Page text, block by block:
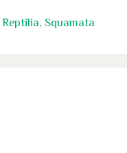
Reptilia, Squamata